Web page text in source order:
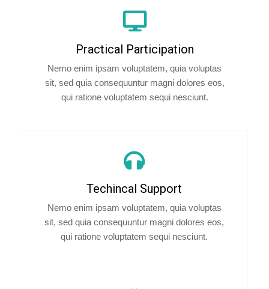
Practical Participation
Nemo enim ipsam voluptatem, quia voluptas
sit, sed quia consequuntur magni dolores eos,
qui ratione voluptatem sequi nesciunt.
Techincal Support
Nemo enim ipsam voluptatem, quia voluptas
sit, sed quia consequuntur magni dolores eos,
qui ratione voluptatem sequi nesciunt.